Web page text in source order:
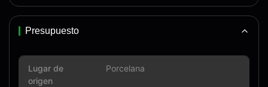
Presupuesto
Lugar de
origen
Porcelana